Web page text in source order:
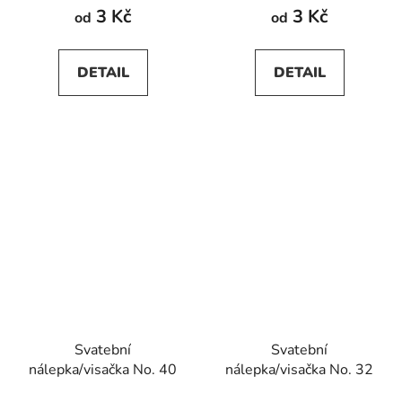
od 3 Kč
DETAIL
od 3 Kč
DETAIL
Svatební
nálepka/visačka No. 40
Svatební
nálepka/visačka No. 32